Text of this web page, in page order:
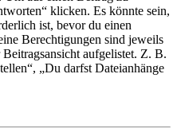
klicken. Es könnte sein,
ist, bevor du einen
Berechtigungen sind jeweils
aufgelistet. Z. B.
„Du darfst Dateianhänge